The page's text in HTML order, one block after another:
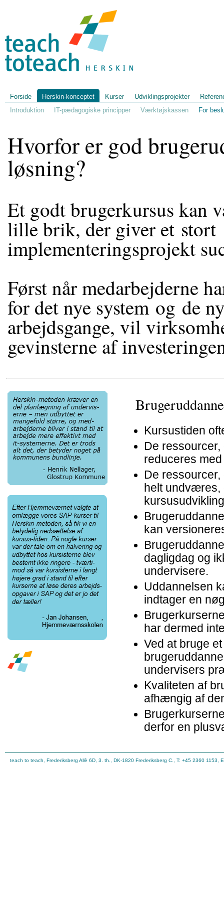
Forside Herskin-konceptet Kurser Udviklingsprojekter
Introduktion
IT-pædagogiske principper Værktøjskassen For
Hvorfor er god
løsning?
Et godt brugerkursus kan
lille brik, der giver et stort
implementeringsprojekt
Først når medarbejderne
for det nye system og de
arbejdsgange, vil
gevinsterne af
Kursustiden
De
reduceres
De
helt undværes,
kan
dagligdag og
undervisere.
Uddannelsen
indtager en
har dermed
Ved at bruge
undervisers
Kvaliteten af
afhængig af
derfor en
teach to teach, Frederiksberg Allè 6D, 3. th., DK-1820 Frederiksberg C., T: +45 2360 1153,